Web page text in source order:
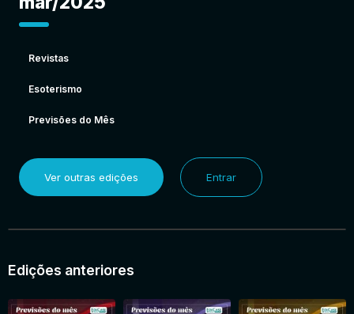
Revistas
Esoterismo
Previsões do Mês
Ver outras edições Entrar
Edições anteriores